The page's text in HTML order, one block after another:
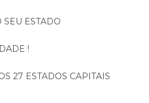
SEU ESTADO
!
27 ESTADOS CAPITAIS